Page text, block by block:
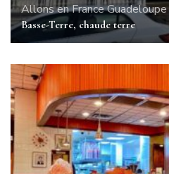
Allons en FranceGuadeloupe
Basse-Terre, chaude terre